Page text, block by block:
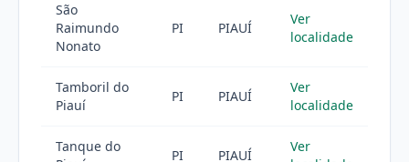
São
Raimundo
Nonato
PI PIAUÍ
Ver
localidade
Tamboril do
Piauí
PI PIAUÍ
Ver
localidade
Tanque do
PI PIAUÍ
Ver